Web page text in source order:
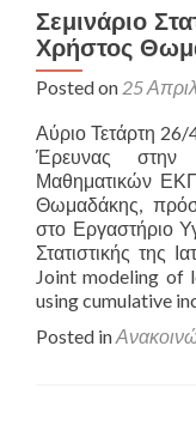
των
αποφοίτων
του
ΔΠΜΣ
&
Επιστήμη
Δεδομένων
Υγείας»
Σεμινάριο
Χρήστος
Posted on 25
Αύριο Τετάρτη 26/
Έρευνας
Μαθηματικών
Θωμαδάκης,
στο Εργαστήριο
Στατιστικής της
Joint modeling of
using cumulative
Posted in